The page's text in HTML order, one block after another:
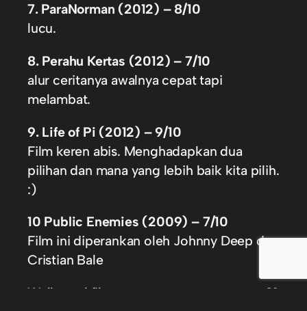
7. ParaNorman (2012) – 8/10
lucu.
8. Perahu Kertas (2012) – 7/10
alur ceritanya awalnya cepat tapi
melambat.
9. Life of Pi (2012) – 9/10
Film keren abis. Menghadapkan dua
pilihan dan mana yang lebih baik kita pilih.
:)
10 Public Enemies (2009) – 7/10
Film ini diperankan oleh Johnny Deep dan
Cristian Bale
Well, total film yang saya tonton cuman 21